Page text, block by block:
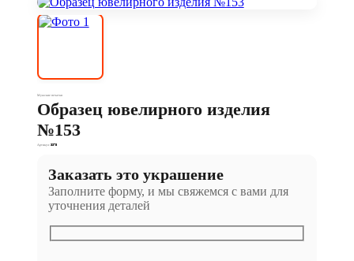
Мужские печатки
Образец ювелирного изделия
№153
Артикул: 3375
Заказать это украшение
Заполните форму, и мы свяжемся с вами для
уточнения деталей